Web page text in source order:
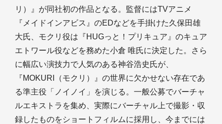
リ）』が同社初の作品となる。監督にはTVアニメ
『メイドインアビス』のEDなどを手掛けた久保田雄
大氏、モクリ役は『HUGっと！プリキュア』のキュア
エトワール役などを務めた小倉 唯氏に決定した。さら
に幅広い演技力で人気のある神谷浩史氏が、
『MOKURI（モクリ）』の世界に欠かせない存在であ
る準主役「ノイノイ」を演じる。一般公募でバーチャ
ルエキストラを集め、実際にバーチャル上で撮影・収
録したものをショートフィルムに採用し、今までには